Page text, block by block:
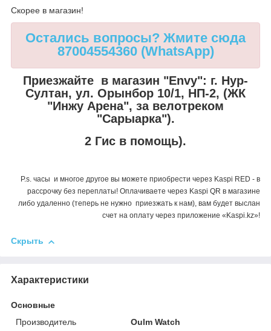
Скорее в магазин!
Остались вопросы? Жмите сюда
87004554360 (WhatsApp)
Приезжайте в магазин "Envy": г. Нур-
Султан, ул. Орынбор 10/1, НП-2, (ЖК
"Инжу Арена", за велотреком
"Сарыарка").
2 Гис в помощь).
P.s. часы и многое другое вы можете приобрести через Kaspi RED - в
рассрочку без переплаты! Оплачиваете через Kaspi QR в магазине
либо удаленно (теперь не нужно приезжать к нам), вам будет выслан
счет на оплату через приложение «Kaspi.kz»!
Скрыть
Характеристики
Основные
Производитель
Oulm Watch